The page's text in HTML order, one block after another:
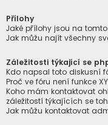
Přílohy
Jaké přílohy jsou na
Jak můžu najít všechny
Záležitosti týkající se
Kdo napsal toto diskusní
Proč ve fóru není funkce
Koho mám kontaktovat
záležitostí týkajících se
Jak můžu kontaktovat